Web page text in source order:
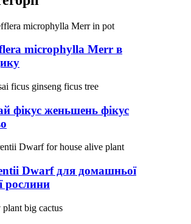
microphylla Merr в
фікус женьшень фікус
Dwarf для домашньої
рослини